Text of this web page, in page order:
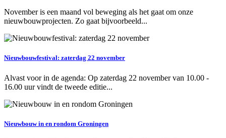
November is een maand vol beweging als het gaat om onze
nieuwbouwprojecten. Zo gaat bijvoorbeeld...
Nieuwbouwfestival: zaterdag 22 november
Alvast voor in de agenda: Op zaterdag 22 november van 10.00 -
16.00 uur vindt de tweede editie...
Nieuwbouw in en rondom Groningen